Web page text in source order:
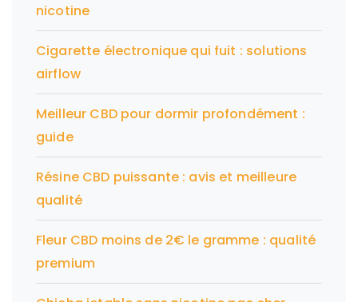
nicotine
Cigarette électronique qui fuit : solutions
airflow
Meilleur CBD pour dormir profondément :
guide
Résine CBD puissante : avis et meilleure
qualité
Fleur CBD moins de 2€ le gramme : qualité
premium